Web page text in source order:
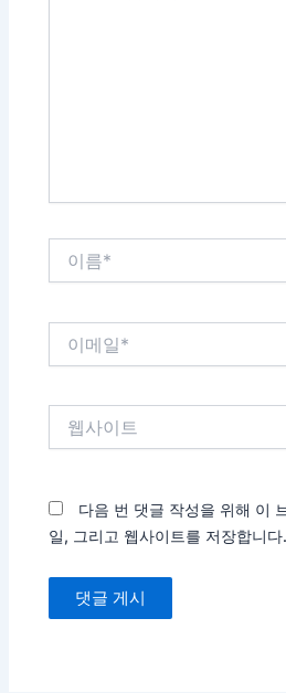
다음 번 댓글 작성을 위해 이
일, 그리고 웹사이트를 저장합니다.